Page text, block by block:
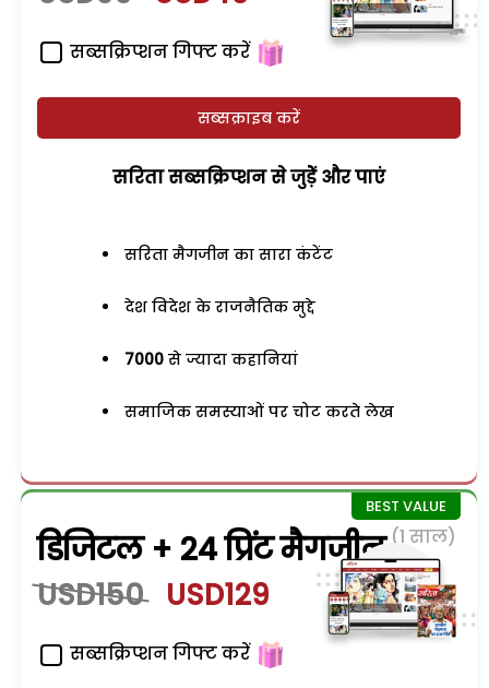
सब्सक्रिप्शन गिफ्ट करें
सब्सक्राइब करें
सरिता सब्सक्रिप्शन से जुड़ेें और पाएं
सरिता मैगजीन का सारा कंटेंट
देश विदेश के राजनैतिक मुद्दे
7000 से ज्यादा कहानियां
समाजिक समस्याओं पर चोट करते लेख
डिजिटल + 24 प्रिंट मैगजीन (1 साल)
USD150 USD129
सब्सक्रिप्शन गिफ्ट करें